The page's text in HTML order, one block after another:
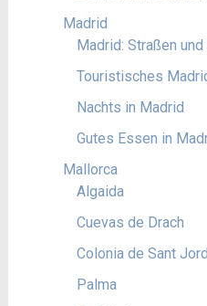
Madrid
Madrid: Straßen
Touristisches
Nachts in Madrid
Gutes Essen in
Mallorca
Algaida
Cuevas de Drach
Colonia de Sant
Palma